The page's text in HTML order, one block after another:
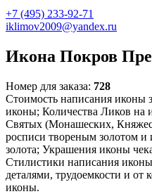
+7 (495) 233-92-71
iklimov2009@yandex.ru
Икона Покров
Номер для заказа: 728
Стоимость написания иконы
иконы; Количества Ликов на
Святых (Монашеских,
росписи твореным золотом и
золота; Украшения иконы
Стилистики написания
деталями, трудоемкости и от
иконы.